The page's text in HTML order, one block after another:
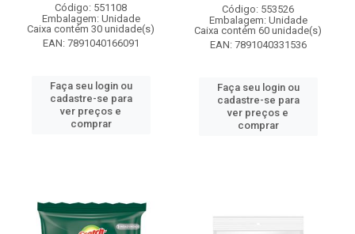
Código: 551108
Embalagem: Unidade
Caixa contém 30 unidade(s)
EAN: 7891040166091
Faça seu login ou
cadastre-se para
ver preços e
comprar
Código: 553526
Embalagem: Unidade
Caixa contém 60 unidade(s)
EAN: 7891040331536
Faça seu login ou
cadastre-se para
ver preços e
comprar